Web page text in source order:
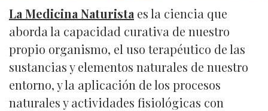
La Medicina Naturista es la ciencia que
aborda la capacidad curativa de nuestro
propio organismo, el uso terapéutico de las
sustancias y elementos naturales de nuestro
entorno, y la aplicación de los procesos
naturales y actividades fisiológicas con